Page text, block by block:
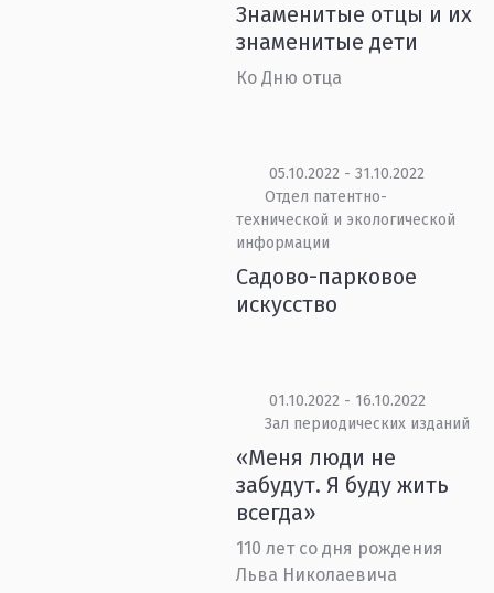
Знаменитые отцы и их
знаменитые дети
Ко Дню отца
05.10.2022 - 31.10.2022
Отдел патентно-
технической и экологической
информации
Садово-парковое
искусство
01.10.2022 - 16.10.2022
Зал периодических изданий
«Меня люди не
забудут. Я буду жить
всегда»
110 лет со дня рождения
Льва Николаевича